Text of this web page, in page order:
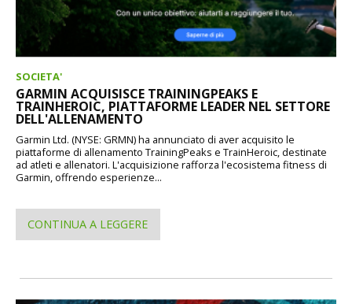
SOCIETA'
GARMIN ACQUISISCE TRAININGPEAKS E
TRAINHEROIC, PIATTAFORME LEADER NEL SETTORE
DELL'ALLENAMENTO
Garmin Ltd. (NYSE: GRMN) ha annunciato di aver acquisito le
piattaforme di allenamento TrainingPeaks e TrainHeroic, destinate
ad atleti e allenatori. L'acquisizione rafforza l'ecosistema fitness di
Garmin, offrendo esperienze...
CONTINUA A LEGGERE